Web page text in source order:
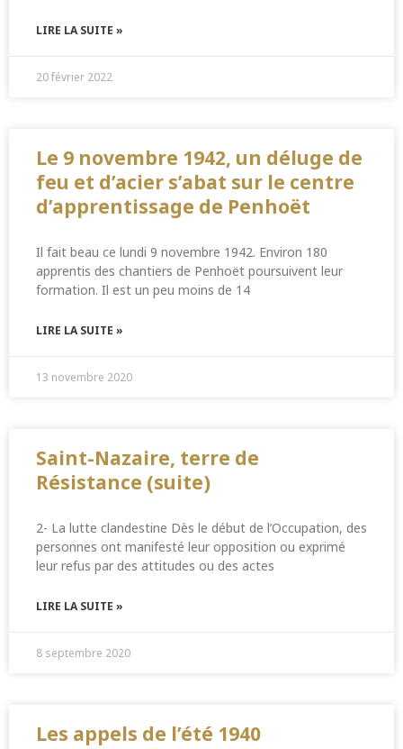
LIRE LA SUITE »
20 février 2022
Le 9 novembre 1942, un déluge de
feu et d’acier s’abat sur le centre
d’apprentissage de Penhoët
Il fait beau ce lundi 9 novembre 1942. Environ 180
apprentis des chantiers de Penhoët poursuivent leur
formation. Il est un peu moins de 14
LIRE LA SUITE »
13 novembre 2020
Saint-Nazaire, terre de
Résistance (suite)
2- La lutte clandestine Dès le début de l’Occupation, des
personnes ont manifesté leur opposition ou exprimé
leur refus par des attitudes ou des actes
LIRE LA SUITE »
8 septembre 2020
Les appels de l’été 1940